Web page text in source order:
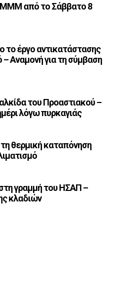
από το Σάββατο 8
το έργο αντικατάστασης
Αναμονή για τη σύμβαση
του Προαστιακού –
λόγω πυρκαγιάς
θερμική καταπόνηση
γραμμή του ΗΣΑΠ –
κλαδιών